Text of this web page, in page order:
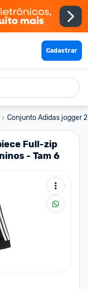
Cadastrar
Conjunto Adidas jogger
Full-zip
- Tam 6